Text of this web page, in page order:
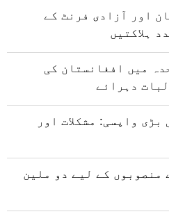
اور آزادی فرنٹ کے
ہلاکتیں
میں افغانستان کی
دہرائے
واپسی: مشکلات اور
منصوبوں کے لیے دو ملین